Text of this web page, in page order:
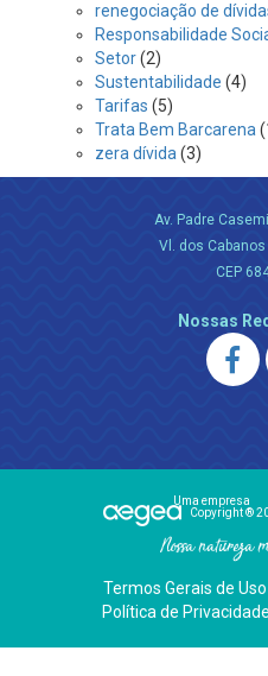
renegociação de
Responsabilidade
Setor(2)
Sustentabilidade (4)
Tarifas (5)
Trata Bem Barcarena
zera dívida (3)
Av. Padre
Vl. dos Cabanos
CEP
Nossas
Uma empresa
Copyright ®
Nossa natureza
Termos Gerais de
Política de